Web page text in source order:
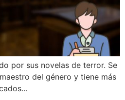
por sus novelas de terror. Se
del género y tiene más